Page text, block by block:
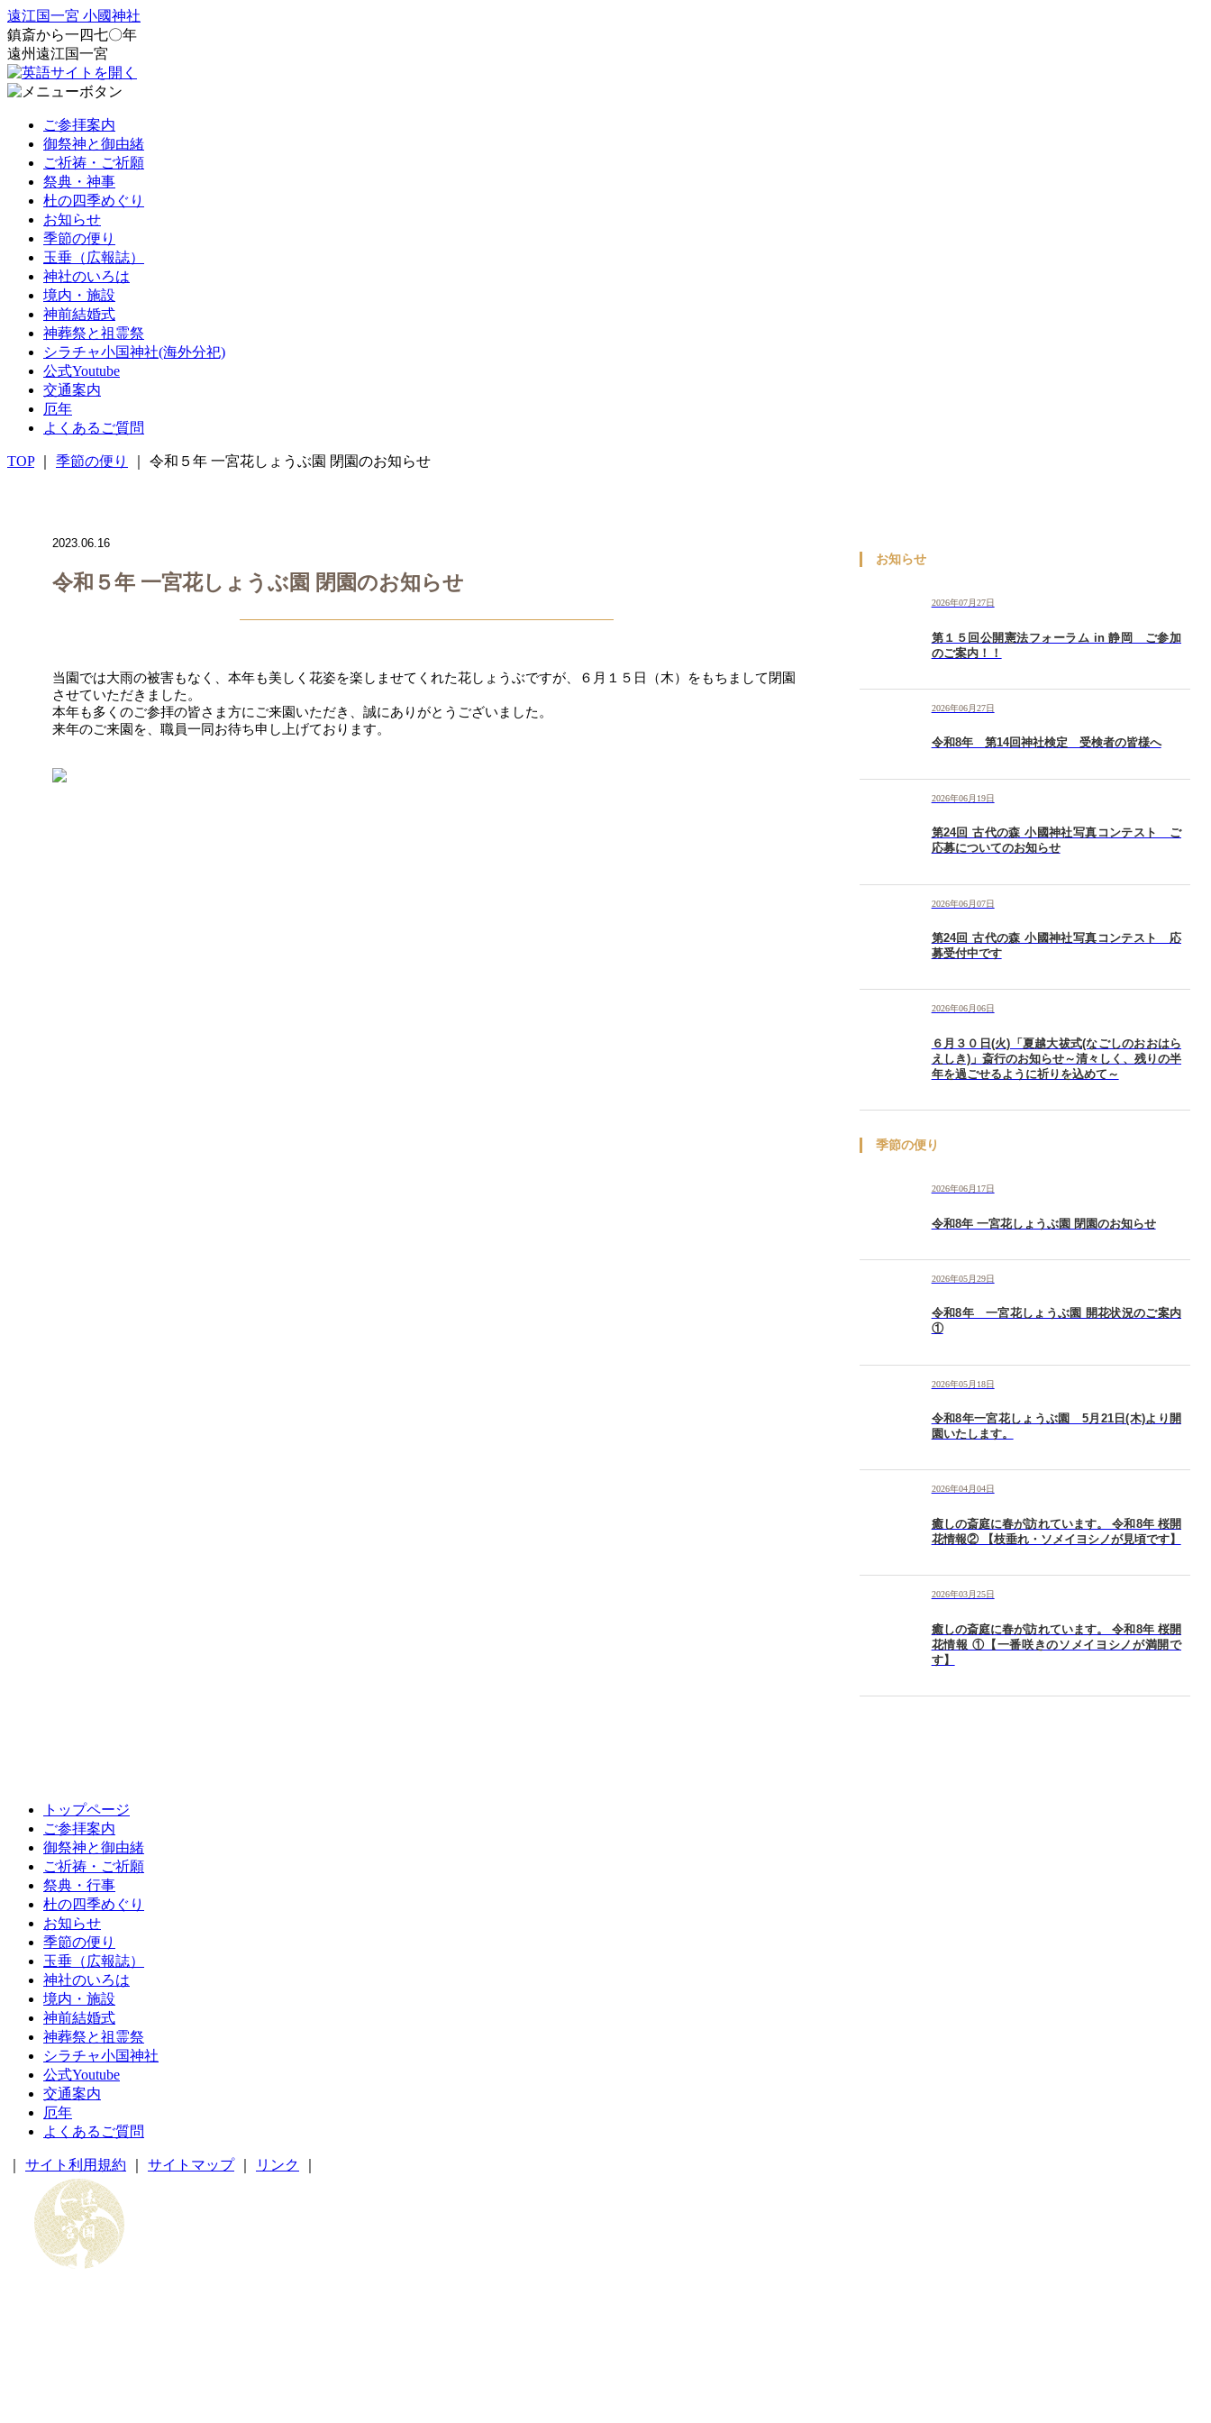
遠江国一宮 小國神社
鎮斎から一四七〇年
遠州遠江国一宮
ご参拝案内
御祭神と御由緒
ご祈祷・ご祈願
祭典・神事
杜の四季めぐり
お知らせ
季節の便り
玉垂（広報誌）
神社のいろは
境内・施設
神前結婚式
神葬祭と祖霊祭
シラチャ小国神社(海外分祀)
公式Youtube
交通案内
厄年
よくあるご質問
TOP｜ 季節の便り ｜ 令和５年 一宮花しょうぶ園 閉園のお知らせ
2023.06.16
令和５年 一宮花しょうぶ園 閉園のお知らせ
当園では大雨の被害もなく、本年も美しく花姿を楽しませてくれた花しょうぶですが、６月１５日（木）をもちまして閉園
させていただきました。
本年も多くのご参拝の皆さま方にご来園いただき、誠にありがとうございました。
来年のご来園を、職員一同お待ち申し上げております。
お知らせ
2026年07月27日
第１５回公開憲法フォーラム in 静岡 ご参加
のご案内！！
2026年06月27日
令和8年 第14回神社検定 受検者の皆様へ
2026年06月19日
第24回 古代の森 小國神社写真コンテスト ご
応募についてのお知らせ
2026年06月07日
第24回 古代の森 小國神社写真コンテスト 応
募受付中です
2026年06月06日
６月３０日(火)「夏越大祓式(なごしのおおはら
えしき)」斎行のお知らせ～清々しく、残りの半
年を過ごせるように祈りを込めて～
季節の便り
2026年06月17日
令和8年 一宮花しょうぶ園 閉園のお知らせ
2026年05月29日
令和8年 一宮花しょうぶ園 開花状況のご案内
①
2026年05月18日
令和8年一宮花しょうぶ園 5月21日(木)より開
園いたします。
2026年04月04日
癒しの斎庭に春が訪れています。 令和8年 桜開
花情報② 【枝垂れ・ソメイヨシノが見頃です】
2026年03月25日
癒しの斎庭に春が訪れています。 令和8年 桜開
花情報 ①【一番咲きのソメイヨシノが満開で
す】
トップページ
ご参拝案内
御祭神と御由緒
ご祈祷・ご祈願
祭典・行事
杜の四季めぐり
お知らせ
季節の便り
玉垂（広報誌）
神社のいろは
境内・施設
神前結婚式
神葬祭と祖霊祭
シラチャ小国神社
公式Youtube
交通案内
厄年
よくあるご質問
サイト利用規約 サイトマップ｜ リンク